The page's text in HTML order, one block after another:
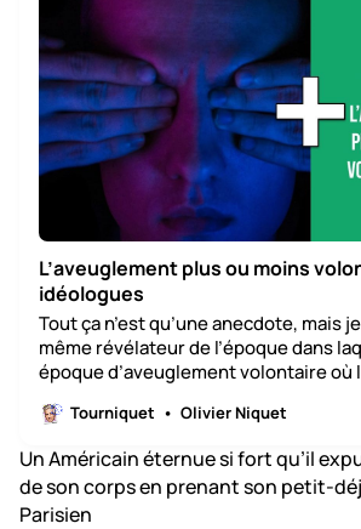
L’aveuglement plus ou moins
idéologues
Tout ça n’est qu’une anecdote, mais
même révélateur de l’époque dans
époque d’aveuglement volontaire où
Tourniquet Olivier Niquet
Un Américain éternue si fort qu’il
de son corps en prenant son petit-
Parisien